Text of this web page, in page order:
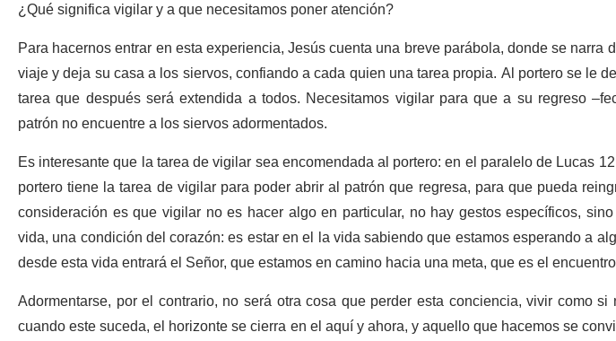
¿Qué significa vigilar y a que necesitamos poner atención?
Para hacernos entrar en esta experiencia, Jesús cuenta una breve parábola, donde se narra
viaje y deja su casa a los siervos, confiando a cada quien una tarea propia. Al portero se le
tarea que después será extendida a todos. Necesitamos vigilar para que a su regreso
patrón no encuentre a los siervos adormentados.
Es interesante que la tarea de vigilar sea encomendada al portero: en el paralelo de Lucas
portero tiene la tarea de vigilar para poder abrir al patrón que regresa, para que pueda
consideración es que vigilar no es hacer algo en particular, no hay gestos específicos,
vida, una condición del corazón: es estar en el la vida sabiendo que estamos esperando a
desde esta vida entrará el Señor, que estamos en camino hacia una meta, que es el
Adormentarse, por el contrario, no será otra cosa que perder esta conciencia, vivir como
cuando este suceda, el horizonte se cierra en el aquí y ahora, y aquello que hacemos se